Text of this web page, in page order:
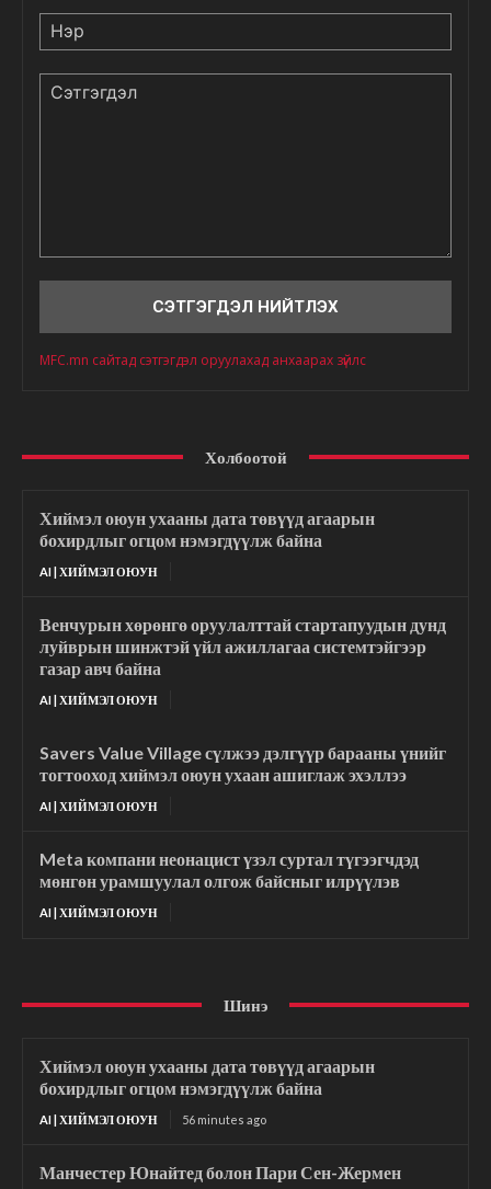
MFC.mn сайтад сэтгэгдэл оруулахад анхаарах зүйлс
Холбоотой
Хиймэл оюун ухааны дата төвүүд агаарын
бохирдлыг огцом нэмэгдүүлж байна
AI | ХИЙМЭЛ ОЮУН
Венчурын хөрөнгө оруулалттай стартапуудын дунд
луйврын шинжтэй үйл ажиллагаа системтэйгээр
газар авч байна
AI | ХИЙМЭЛ ОЮУН
Savers Value Village сүлжээ дэлгүүр барааны үнийг
тогтооход хиймэл оюун ухаан ашиглаж эхэллээ
AI | ХИЙМЭЛ ОЮУН
Meta компани неонацист үзэл суртал түгээгчдэд
мөнгөн урамшуулал олгож байсныг илрүүлэв
AI | ХИЙМЭЛ ОЮУН
Шинэ
Хиймэл оюун ухааны дата төвүүд агаарын
бохирдлыг огцом нэмэгдүүлж байна
AI | ХИЙМЭЛ ОЮУН 56 minutes ago
Манчестер Юнайтед болон Пари Сен-Жермен